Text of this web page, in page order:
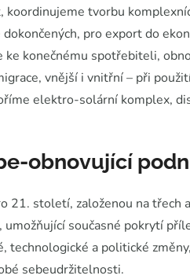
tvorbu
pro export do
konečnému spotřebiteli,
vnější i vnitřní – při
elektro-solární komplex,
obnovující
21. století, založenou na třech
současné pokrytí
technologické a politické
sebeudržitelnosti.